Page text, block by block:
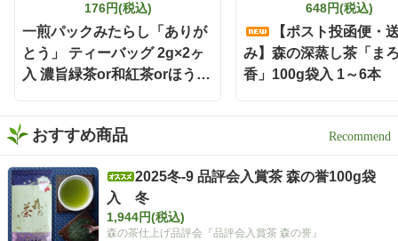
で、飲み終わった後の茶殻
の後始末も手軽🗑️ 本格的な
お茶をもっと身近に楽しみ
たい時にも嬉しい存在です
🌿 お茶どころ静岡ならでは
の、新しい晩酌スタイル
「静岡割」 お酒好きさんも
緑茶好きさんも、保存して
おうち時間に試してみてく
ださい✨ インスタグラム @i
shidachaya 商品サイト http
s://www.ishida-chaya.com/k
okuuma/ #PR#いしだ茶屋 #
タイアップ#静岡割#濃旨緑
176円(税込)
一煎パックみたらし「ありが
とう」 ティーバッグ 2g×2ヶ
入 濃旨緑茶or和紅茶orほうじ
648円(税込)
【ポスト投函便・
み】森の深蒸し茶「ま
香」100g袋入 1～6本
おすすめ商品
2025冬-9 品評会入賞茶 森の誉100g袋
入 冬
1,944円(税込)
森の茶仕上げ品評会『品評会入賞茶 森の誉』